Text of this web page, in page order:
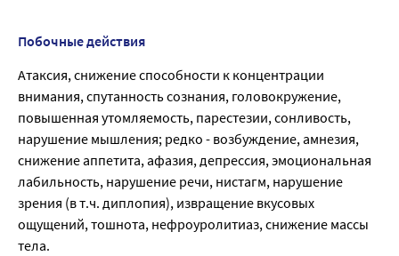
Побочные действия
Атаксия, снижение способности к концентрации
внимания, спутанность сознания, головокружение,
повышенная утомляемость, парестезии, сонливость,
нарушение мышления; редко - возбуждение, амнезия,
снижение аппетита, афазия, депрессия, эмоциональная
лабильность, нарушение речи, нистагм, нарушение
зрения (в т.ч. диплопия), извращение вкусовых
ощущений, тошнота, нефроуролитиаз, снижение массы
тела.